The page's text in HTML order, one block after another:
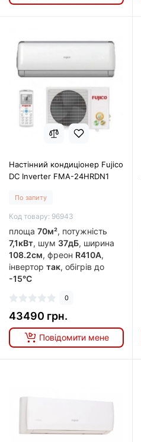
Настінний кондиціонер Fujico
DC Inverter FMA-24HRDN1
По запиту
Код товару: 96943
площа 70м², потужність
7,1кВт, шум 37дБ, ширина
108.2см, фреон R410A,
інвертор так, обігрів до
-15°C
0
43490 грн.
Повідомити мене